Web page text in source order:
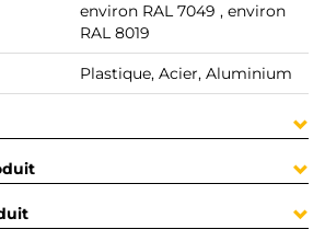
environ RAL 7049 , environ
RAL 8019
Plastique, Acier, Aluminium